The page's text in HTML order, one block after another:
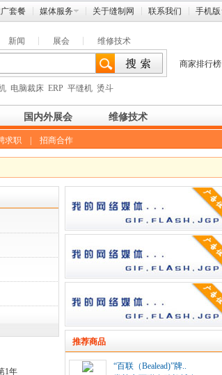
套餐 媒体服务 关于缝制网 联系我们 手机版
新闻 展会 维修技术
电脑裁床 ERP 平缝机 烫斗
商家排行榜
国内外展会 维修技术
求职 招商合作
1年
推荐商品
“百联（Bealead)”牌..